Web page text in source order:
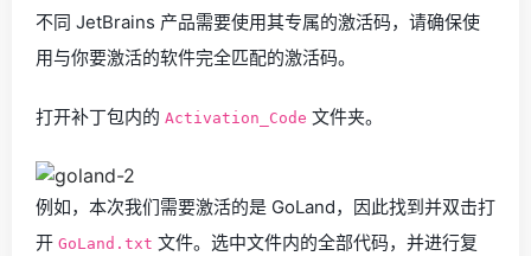
不同 JetBrains 产品需要使用其专属的激活码，请确保使
用与你要激活的软件完全匹配的激活码。
打开补丁包内的 Activation_Code 文件夹。
例如，本次我们需要激活的是 GoLand，因此找到并双击打
开 GoLand.txt 文件。选中文件内的全部代码，并进行复